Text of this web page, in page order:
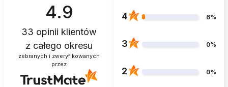
4.9
33 opinii klientów
z całego okresu
zebranych i zweryfikowanych
przez
4 6%
3 0%
2 0%